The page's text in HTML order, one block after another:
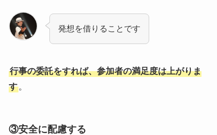
発想を借りることです
行事の委託をすれば、参加者の満足度は上がりま
す。
③安全に配慮する